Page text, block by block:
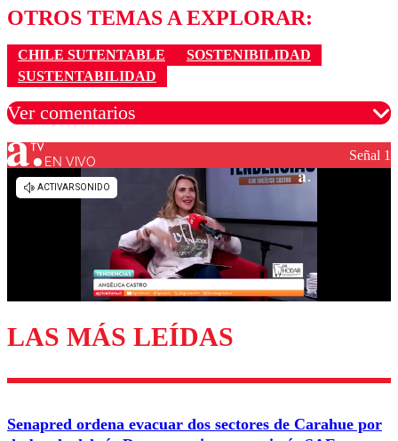
OTROS TEMAS A EXPLORAR:
CHILE SUTENTABLE
SOSTENIBILIDAD
SUSTENTABILIDAD
Ver comentarios
Los comentarios son moderados para garantizar un
diálogo respetuoso.
Enviar comentario
EN VIVO Señal 1
LAS MÁS LEÍDAS
Senapred ordena evacuar dos sectores de Carahue por